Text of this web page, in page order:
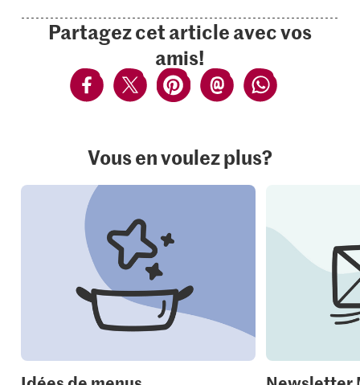
Partagez cet article avec vos
amis!
Vous en voulez plus?